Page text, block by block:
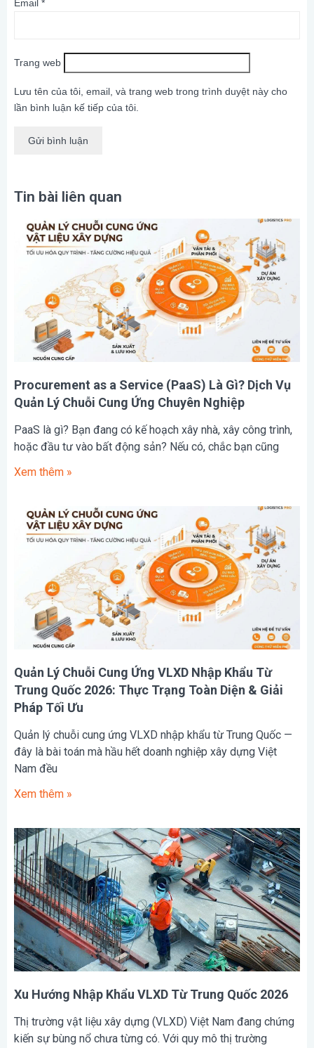
Email *
Trang web
Lưu tên của tôi, email, và trang web trong trình duyệt này cho
lần bình luận kế tiếp của tôi.
Tin bài liên quan
Procurement as a Service (PaaS) Là Gì? Dịch Vụ
Quản Lý Chuỗi Cung Ứng Chuyên Nghiệp
PaaS là gì? Bạn đang có kế hoạch xây nhà, xây công trình,
hoặc đầu tư vào bất động sản? Nếu có, chắc bạn cũng
Xem thêm »
Quản Lý Chuỗi Cung Ứng VLXD Nhập Khẩu Từ
Trung Quốc 2026: Thực Trạng Toàn Diện & Giải
Pháp Tối Ưu
Quản lý chuỗi cung ứng VLXD nhập khẩu từ Trung Quốc —
đây là bài toán mà hầu hết doanh nghiệp xây dựng Việt
Nam đều
Xem thêm »
Xu Hướng Nhập Khẩu VLXD Từ Trung Quốc 2026
Thị trường vật liệu xây dựng (VLXD) Việt Nam đang chứng
kiến sự bùng nổ chưa từng có. Với quy mô thị trường